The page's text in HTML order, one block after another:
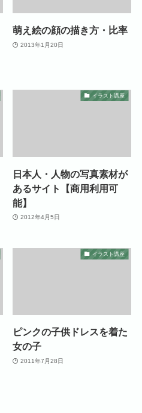
萌え絵の顔の描き方・比率
2013年1月20日
イラスト講座
日本人・人物の写真素材が
あるサイト【商用利用可
能】
2012年4月5日
イラスト講座
ピンクの子供ドレスを着た
女の子
2011年7月28日